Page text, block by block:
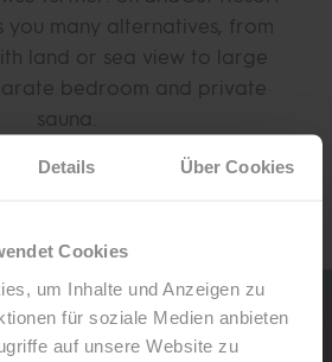
Details Über Cookies
Cookies
um Inhalte und Anzeigen zu
für soziale Medien anbieten
auf unsere Website zu
you many alternatives, from
land or sea view to large
bedroom and private
sauna.